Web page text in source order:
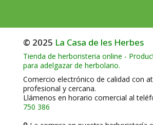
© 2025 La Casa de les Herbes
Tienda de herboristeria online -
para adelgazar de herbolario.
Comercio electrónico de calidad con
profesional y cercana.
Llámenos en horario comercial al
750 386